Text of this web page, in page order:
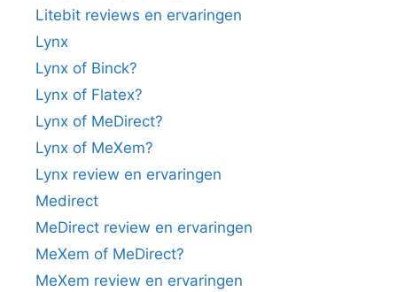
Litebit reviews en ervaringen
Lynx
Lynx of Binck?
Lynx of Flatex?
Lynx of MeDirect?
Lynx of MeXem?
Lynx review en ervaringen
Medirect
MeDirect review en ervaringen
MeXem of MeDirect?
MeXem review en ervaringen